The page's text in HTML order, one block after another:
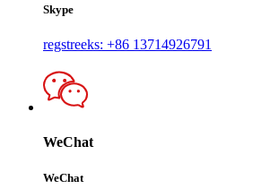
Skype
regstreeks: +86 13714926791
WeChat
WeChat